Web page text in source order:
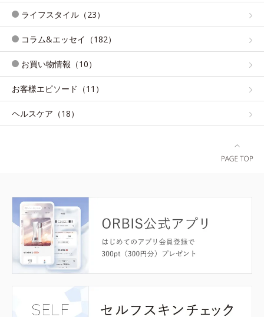
ライフスタイル（23）
コラム&エッセイ（182）
お買い物情報（10）
お客様エピソード（11）
ヘルスケア（18）